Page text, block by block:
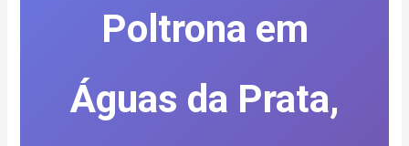
Poltrona em
Águas da Prata,